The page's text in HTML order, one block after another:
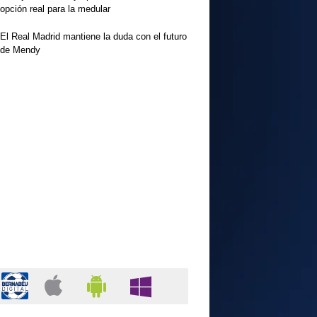
opción real para la medular
El Real Madrid mantiene la duda con el futuro
de Mendy